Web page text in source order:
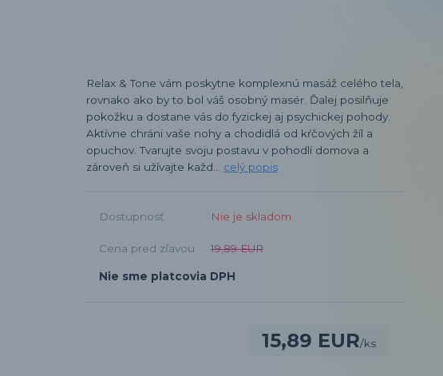
Relax & Tone vám poskytne komplexnú masáž celého tela,
rovnako ako by to bol váš osobný masér. Ďalej posilňuje
pokožku a dostane vás do fyzickej aj psychickej pohody.
Aktívne chráni vaše nohy a chodidlá od kŕčových žíl a
opuchov. Tvarujte svoju postavu v pohodlí domova a
zároveň si užívajte každ... celý popis
Dostupnosť Nie je skladom
Cena pred zľavou 19,89 EUR
Nie sme platcovia DPH
15,89 EUR/ks